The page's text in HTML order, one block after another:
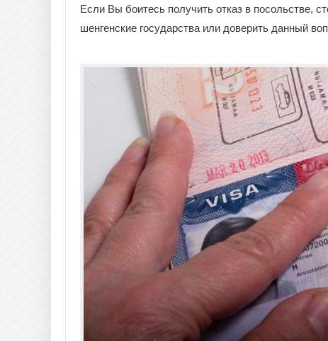
Если Вы боитесь получить отказ в посольстве,
шенгенские государства или доверить данный